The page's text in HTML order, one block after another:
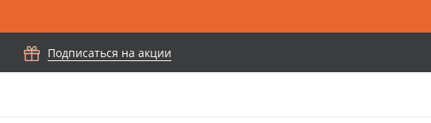
Подписаться на акции